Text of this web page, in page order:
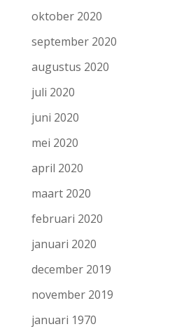
oktober 2020
september 2020
augustus 2020
juli 2020
juni 2020
mei 2020
april 2020
maart 2020
februari 2020
januari 2020
december 2019
november 2019
januari 1970